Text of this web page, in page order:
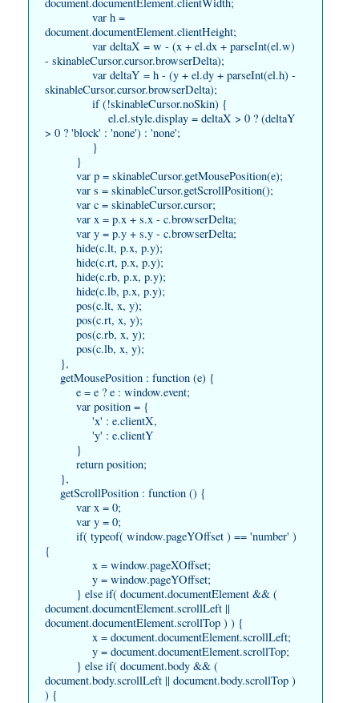
var h =
document.documentElement.clientHeight;
var deltaX = w - (x + el.dx + parseInt(el.w)
- skinableCursor.cursor.browserDelta);
var deltaY = h - (y + el.dy + parseInt(el.h) -
skinableCursor.cursor.browserDelta);
if (!skinableCursor.noSkin) {
el.el.style.display = deltaX > 0 ? (deltaY
> 0 ? 'block' : 'none') : 'none';
}
}
var p = skinableCursor.getMousePosition(e);
var s = skinableCursor.getScrollPosition();
var c = skinableCursor.cursor;
var x = p.x + s.x - c.browserDelta;
var y = p.y + s.y - c.browserDelta;
hide(c.lt, p.x, p.y);
hide(c.rt, p.x, p.y);
hide(c.rb, p.x, p.y);
hide(c.lb, p.x, p.y);
pos(c.lt, x, y);
pos(c.rt, x, y);
pos(c.rb, x, y);
pos(c.lb, x, y);
},
getMousePosition : function (e) {
e = e ? e : window.event;
var position = {
'x' : e.clientX,
'y' : e.clientY
}
return position;
},
getScrollPosition : function () {
var x = 0;
var y = 0;
if( typeof( window.pageYOffset ) == 'number' )
{
x = window.pageXOffset;
y = window.pageYOffset;
} else if( document.documentElement && (
document.documentElement.scrollLeft ||
document.documentElement.scrollTop ) ) {
x = document.documentElement.scrollLeft;
y = document.documentElement.scrollTop;
} else if( document.body && (
document.body.scrollLeft || document.body.scrollTop )
) {